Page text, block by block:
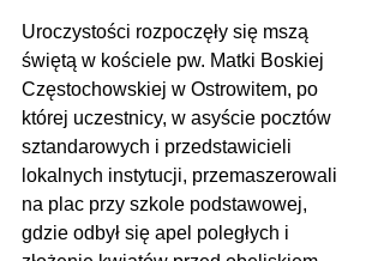
Uroczystości rozpoczęły się mszą
świętą w kościele pw. Matki Boskiej
Częstochowskiej w Ostrowitem, po
której uczestnicy, w asyście pocztów
sztandarowych i przedstawicieli
lokalnych instytucji, przemaszerowali
na plac przy szkole podstawowej,
gdzie odbył się apel poległych i